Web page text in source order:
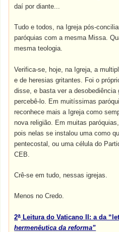
daí por diante...
Tudo e todos, na Igreja pós-
paróquias com a mesma Missa.
mesma teologia.
Verifica-se, hoje, na Igreja, a
e de heresias gritantes. Foi o
disse, e basta ver a desobediência
percebê-lo. Em muitíssimas
reconhece mais a Igreja como
nova religião. Em muitas
pois nelas se instalou uma como
pentecostal, ou uma célula do
CEB.
Crê-se em tudo, nessas igrejas.
Menos no Credo.
2a
Leitura do Vaticano II: a da
hermenêutica da reforma”